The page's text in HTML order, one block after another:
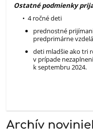
Ostatné podmienky
• 4 ročné deti
prednostné
predprimárne
deti mladšie ako tri
v prípade
k septembru 2024.
Archív